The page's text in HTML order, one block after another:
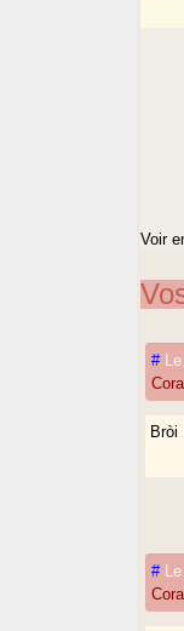
Voir
#
Bròi
#